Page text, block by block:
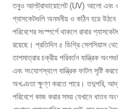
তবুও আলট্রাভায়োলেট (UV) আলো এবং
গ্যাসকেটগুলি অনমনীয় ও কঠিন হয়ে
পরিবেশের সংস্পর্শে থাকলে রাবার
রয়েছে। প্রতিদিন ৫ ডিগ্রি সেলসিয়াস
তাপমাত্রার চক্রীয় পরিবর্তন যান্ত্রিক
এবং সংযোগস্থলে যান্ত্রিক ফাটল সৃষ্টি
অখণ্ডতা ক্ষুণ্ণ করতে পারে। তদুপরি,
পরিবেশে কাজ করার সময় যেখানে ধাতব